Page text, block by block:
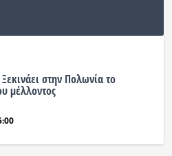
στην Πολωνία το
μέλλοντος